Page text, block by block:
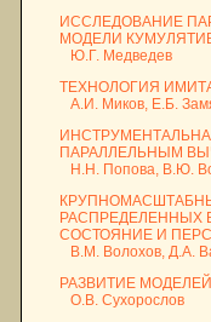
ИССЛЕДОВАНИЕ
МОДЕЛИ
Ю.Г. Медведев
ТЕХНОЛОГИЯ
А.И. Миков, Е.Б.
ПАРАЛЛЕЛЬНЫМ
Н.Н. Попова, В.Ю.
РАСПРЕДЕЛЕННЫХ
СОСТОЯНИЕ И
В.М. Волохов, Д.А.
РАЗВИТИЕ
О.В. Сухорослов